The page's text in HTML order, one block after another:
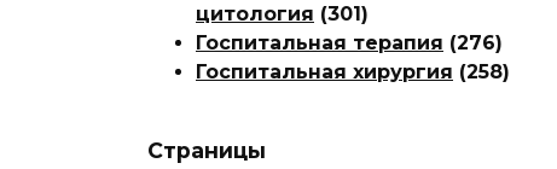
цитология (301)
Госпитальная терапия (276)
Госпитальная хирургия (258)
Страницы